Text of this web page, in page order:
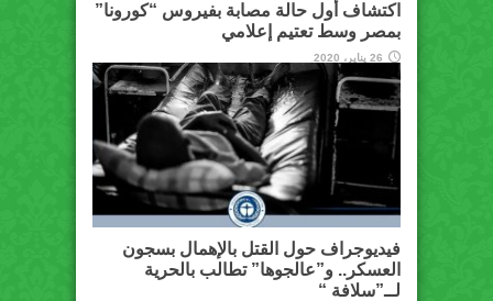
اكتشاف أول حالة مصابة بفيروس “كورونا”
بمصر وسط تعتيم إعلامي
26 يناير، 2020
فيديوجراف حول القتل بالإهمال بسجون
العسكر.. و”عالجوها” تطالب بالحرية
لــ”سلافة “